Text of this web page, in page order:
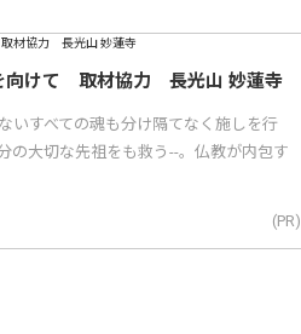
向けて 取材協力 長光山 妙蓮寺
いすべての魂も分け隔てなく施しを行
の大切な先祖をも救う--。仏教が内包す
(PR)